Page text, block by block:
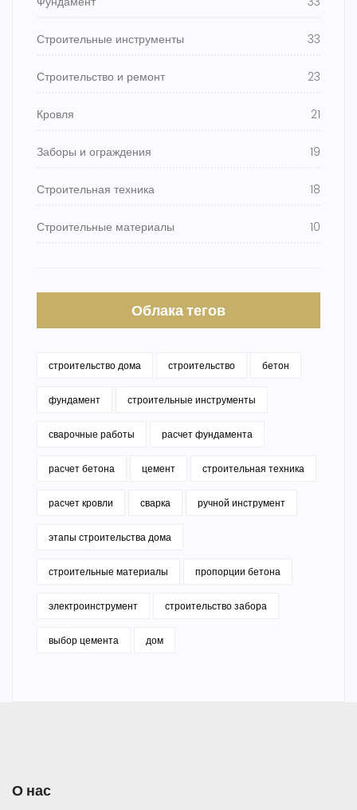
Строительные инструменты 33
Строительство и ремонт 23
Кровля 21
Заборы и ограждения 19
Строительная техника 18
Строительные материалы 10
Облака тегов
строительство дома строительство бетон
фундамент строительные инструменты
сварочные работы расчет фундамента
расчет бетона цемент строительная техника
расчет кровли сварка ручной инструмент
этапы строительства дома
строительные материалы пропорции бетона
электроинструмент строительство забора
выбор цемента дом
О нас